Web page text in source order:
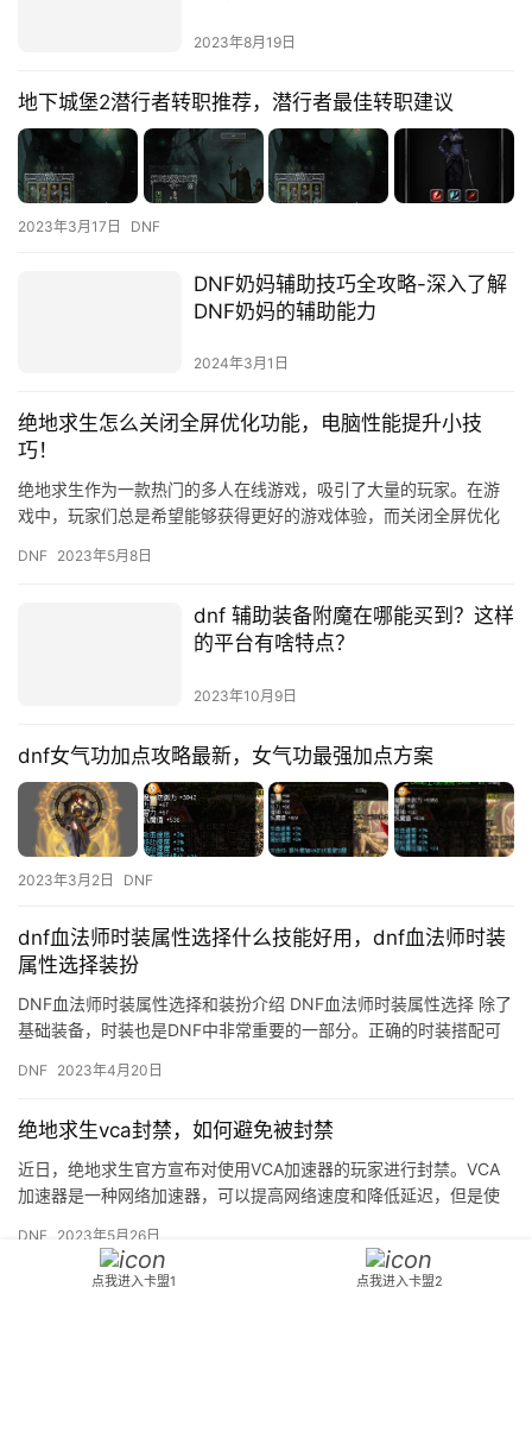
2023年8月19日
地下城堡2潜行者转职推荐，潜行者最佳转职建议
2023年3月17日 DNF
DNF奶妈辅助技巧全攻略-深入了解
DNF奶妈的辅助能力
2024年3月1日
绝地求生怎么关闭全屏优化功能，电脑性能提升小技
巧！
绝地求生作为一款热门的多人在线游戏，吸引了大量的玩家。在游
戏中，玩家们总是希望能够获得更好的游戏体验，而关闭全屏优化
屏优…
DNF 2023年5月8日
dnf 辅助装备附魔在哪能买到？这样
的平台有啥特点？
2023年10月9日
dnf女气功加点攻略最新，女气功最强加点方案
2023年3月2日 DNF
dnf血法师时装属性选择什么技能好用，dnf血法师时装
属性选择装扮
DNF血法师时装属性选择和装扮介绍 DNF血法师时装属性选择 除了
基础装备，时装也是DNF中非常重要的一部分。正确的时装搭配可
DNF 2023年4月20日
绝地求生vca封禁，如何避免被封禁
近日，绝地求生官方宣布对使用VCA加速器的玩家进行封禁。VCA
加速器是一种网络加速器，可以提高网络速度和降低延迟，但是使
DNF 2023年5月26日
DNF稳定搬砖辅助工具使用指南-在DNF中寻找稳定的搬
点我进入卡盟1 点我进入卡盟2